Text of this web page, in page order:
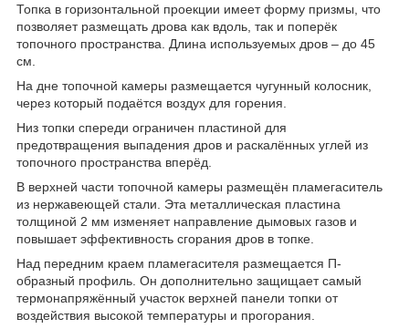
Топка в горизонтальной проекции имеет форму призмы, что
позволяет размещать дрова как вдоль, так и поперёк
топочного пространства. Длина используемых дров – до 45
см.
На дне топочной камеры размещается чугунный колосник,
через который подаётся воздух для горения.
Низ топки спереди ограничен пластиной для
предотвращения выпадения дров и раскалённых углей из
топочного пространства вперёд.
В верхней части топочной камеры размещён пламегаситель
из нержавеющей стали. Эта металлическая пластина
толщиной 2 мм изменяет направление дымовых газов и
повышает эффективность сгорания дров в топке.
Над передним краем пламегасителя размещается П-
образный профиль. Он дополнительно защищает самый
термонапряжённый участок верхней панели топки от
воздействия высокой температуры и прогорания.